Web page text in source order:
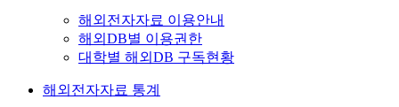
해외전자자료 이용안내
해외DB별 이용권한
대학별 해외DB 구독현황
해외전자자료 통계